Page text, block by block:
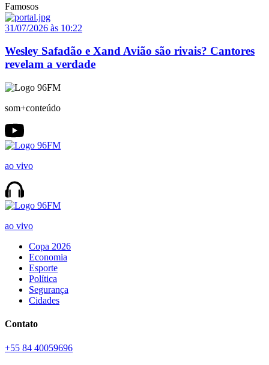
Famosos
31/07/2026 às 10:22
Wesley Safadão e Xand Avião são rivais? Cantores
revelam a verdade
som+conteúdo
ao vivo
ao vivo
Copa 2026
Economia
Esporte
Política
Segurança
Cidades
Contato
+55 84 40059696